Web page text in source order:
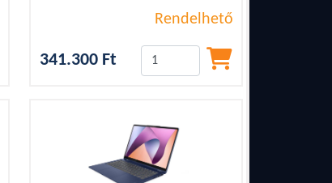
1,64Kg, WEBCAM, HDMI, SSD, Grey,
Rendelhető
341.300 Ft